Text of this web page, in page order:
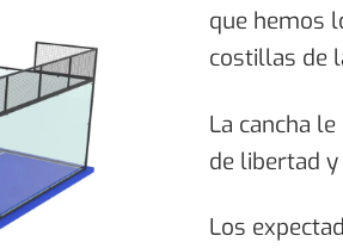
que hemos
costillas de
La cancha
de libertad
Los